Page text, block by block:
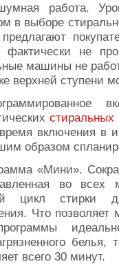
работа.
в выборе
фактически не
машины не
верхней ступени
включения в
образом
«Мини».
во всех
цикл стирки
Что
всего 30 минут.